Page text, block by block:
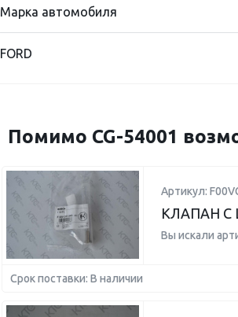
Марка автомобиля
FORD
Помимо CG-54001
Артикул:
КЛАПАН
Вы искали
Срок поставки: В наличии